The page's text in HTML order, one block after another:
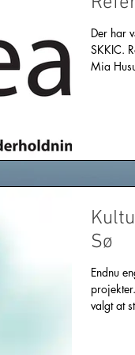
Der har
SKKIC.
Mia
Sø
Endnu
valgt at